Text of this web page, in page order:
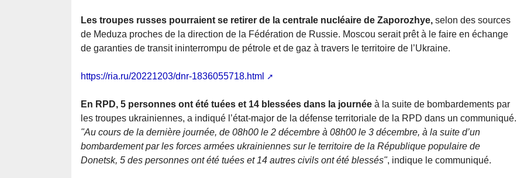
Les troupes russes pourraient se retirer de la centrale nucléaire de Zaporozhye, selon des sources
de Meduza proches de la direction de la Fédération de Russie. Moscou serait prêt à le faire en échange
de garanties de transit ininterrompu de pétrole et de gaz à travers le territoire de l’Ukraine.
https://ria.ru/20221203/dnr-1836055718.html
En RPD, 5 personnes ont été tuées et 14 blessées dans la journée à la suite de bombardements par
les troupes ukrainiennes, a indiqué l’état-major de la défense territoriale de la RPD dans un communiqué.
"Au cours de la dernière journée, de 08h00 le 2 décembre à 08h00 le 3 décembre, à la suite d’un
bombardement par les forces armées ukrainiennes sur le territoire de la République populaire de
Donetsk, 5 des personnes ont été tuées et 14 autres civils ont été blessés", indique le communiqué.